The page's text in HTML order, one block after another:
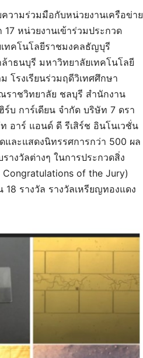
ความร่วมมือกับหน่วยงานเครือข่าย
หน่วยงานเข้าร่วมประกวด
ทคโนโลยีราชมงคลธัญบุรี
าธนบุรี มหาวิทยาลัยเทคโนโลยี
โรงเรียนร่วมฤดีวิเทศศึกษา
ราชวิทยาลัย ชลบุรี สำนักงาน
บ การ์เดียน จำกัด บริษัท 7 ดรา
อาร์ แอนด์ ดี รีเสิร์ช อินโนเวชั่น
และแสดงนิทรรศการกว่า 500 ผล
างวัลต่างๆ ในการประกวดสิ่ง
of the Jury)
18 รางวัล รางวัลเหรียญทองแดง